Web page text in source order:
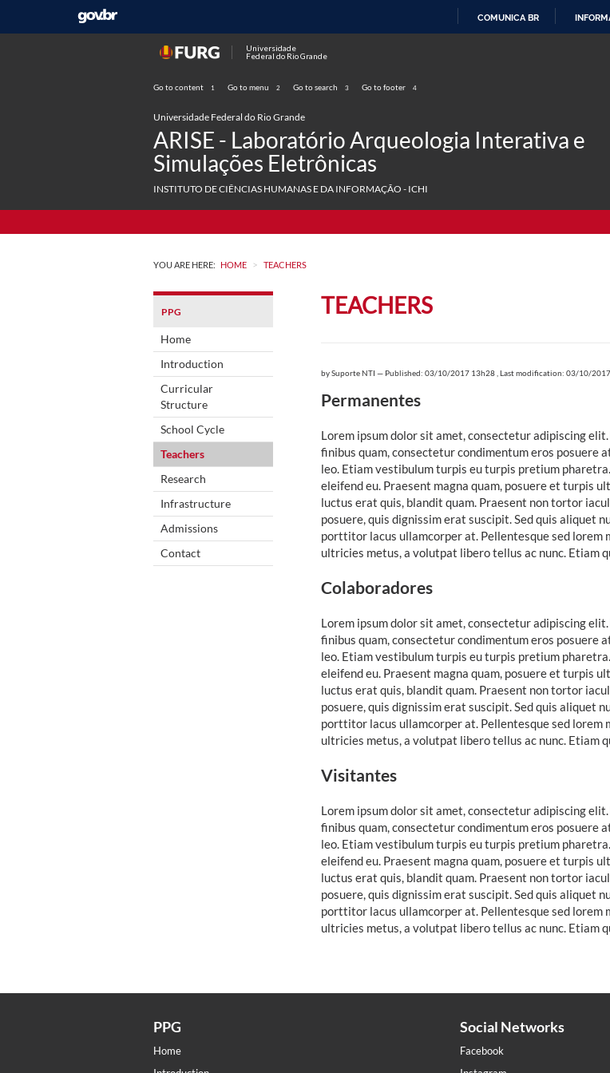
COMUNICA BR
Universidade
Federal do Rio Grande
Go to content 1 Go to menu 2 Go to search 3 Go to footer 4
Universidade Federal do Rio Grande
ARISE - Laboratório Arqueologia Interativa e
Simulações Eletrônicas
INSTITUTO DE CIÊNCIAS HUMANAS E DA INFORMAÇÃO - ICHI
YOU ARE HERE: HOME > TEACHERS
PPG
Home
Introduction
Curricular
Structure
School Cycle
Teachers
Research
Infrastructure
Admissions
Contact
TEACHERS
bySuporte NTI — Published: 03/10/2017 13h28 Last modification: 03/10/
Permanentes
Lorem ipsum dolor sit amet, consectetur adipiscing
finibus quam, consectetur condimentum eros posuere
leo. Etiam vestibulum turpis eu turpis pretium
eleifend eu. Praesent magna quam, posuere et turpis
luctus erat quis, blandit quam. Praesent non tortor
posuere, quis dignissim erat suscipit. Sed quis aliquet
porttitor lacus ullamcorper at. Pellentesque sed lorem
ultricies metus, a volutpat libero tellus ac nunc. Etiam
Colaboradores
Lorem ipsum dolor sit amet, consectetur adipiscing
finibus quam, consectetur condimentum eros posuere
leo. Etiam vestibulum turpis eu turpis pretium
eleifend eu. Praesent magna quam, posuere et turpis
luctus erat quis, blandit quam. Praesent non tortor
posuere, quis dignissim erat suscipit. Sed quis aliquet
porttitor lacus ullamcorper at. Pellentesque sed lorem
ultricies metus, a volutpat libero tellus ac nunc. Etiam
Visitantes
Lorem ipsum dolor sit amet, consectetur adipiscing
finibus quam, consectetur condimentum eros posuere
leo. Etiam vestibulum turpis eu turpis pretium
eleifend eu. Praesent magna quam, posuere et turpis
luctus erat quis, blandit quam. Praesent non tortor
posuere, quis dignissim erat suscipit. Sed quis aliquet
porttitor lacus ullamcorper at. Pellentesque sed lorem
ultricies metus, a volutpat libero tellus ac nunc. Etiam
PPG
Home
Social Networks
Facebook